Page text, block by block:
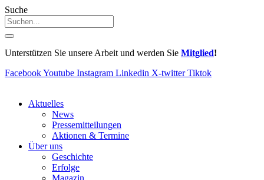
Suche
Unterstützen Sie unsere Arbeit und werden Sie Mitglied!
FacebookYoutube Instagram Linkedin X-twitter Tiktok
Aktuelles
News
Pressemitteilungen
Aktionen & Termine
Über uns
Geschichte
Erfolge
Magazin